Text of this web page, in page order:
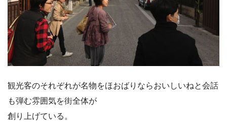
観光客のそれぞれが名物をほおばりならおいしいねと会話
も弾む雰囲気を街全体が
創り上げている。